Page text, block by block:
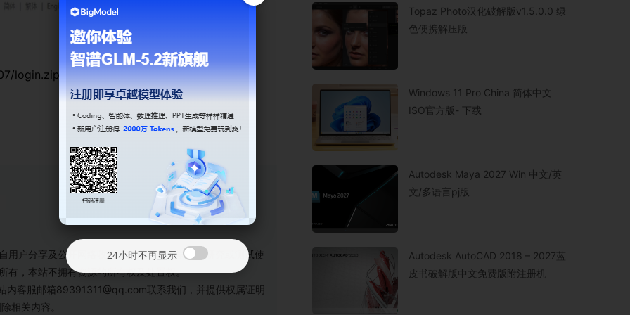
login.zip
户分享及公开网络收集，仅用于个人学习、研究或测试使
有，本站不拥有资源的所有权及处置权。
客服邮箱89391311@qq.com联系我们，并提供权属证明
相关内容。
Topaz Photo汉化破解版v1.5.0.0 绿
色便携解压版
Windows 11 Pro China 简体中文
ISO官方版- 下载
Autodesk Maya 2027 Win 中文/英
文/多语言pj版
Autodesk AutoCAD 2018 – 2027蓝
皮书破解版中文免费版附注册机
24小时不再显示